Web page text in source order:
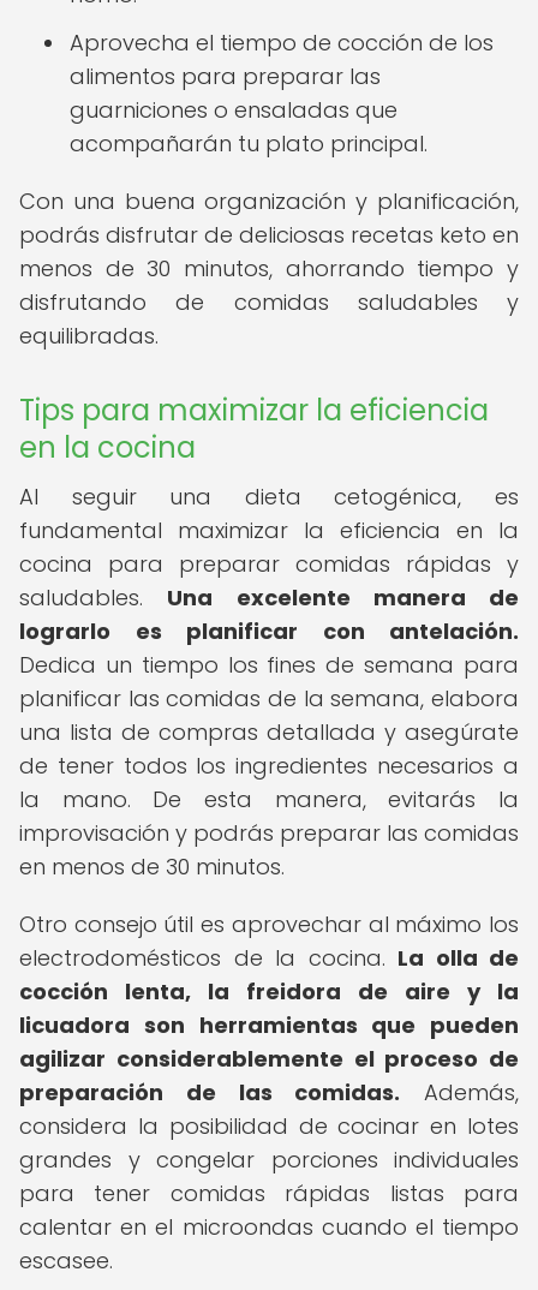
Aprovecha el tiempo de cocción de los
alimentos para preparar las
guarniciones o ensaladas que
acompañarán tu plato principal.
Con una buena organización y planificación,
podrás disfrutar de deliciosas recetas keto en
menos de 30 minutos, ahorrando tiempo y
disfrutando de comidas saludables y
equilibradas.
Tips para maximizar la eficiencia
en la cocina
Al seguir una dieta cetogénica, es
fundamental maximizar la eficiencia en la
cocina para preparar comidas rápidas y
saludables. Una excelente manera de
lograrlo es planificar con antelación.
Dedica un tiempo los fines de semana para
planificar las comidas de la semana, elabora
una lista de compras detallada y asegúrate
de tener todos los ingredientes necesarios a
la mano. De esta manera, evitarás la
improvisación y podrás preparar las comidas
en menos de 30 minutos.
Otro consejo útil es aprovechar al máximo los
electrodomésticos de la cocina. La olla de
cocción lenta, la freidora de aire y la
licuadora son herramientas que pueden
agilizar considerablemente el proceso de
preparación de las comidas. Además,
considera la posibilidad de cocinar en lotes
grandes y congelar porciones individuales
para tener comidas rápidas listas para
calentar en el microondas cuando el tiempo
escasee.